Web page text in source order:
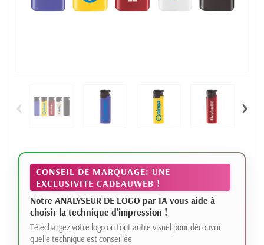
‹ ›
CONSEIL DE MARQUAGE: UNE
EXCLUSIVITE CADEAUWEB !
Notre ANALYSEUR DE LOGO par IA vous aide à
choisir la technique d'impression !
Téléchargez votre logo ou tout autre visuel pour découvrir
quelle technique est conseillée